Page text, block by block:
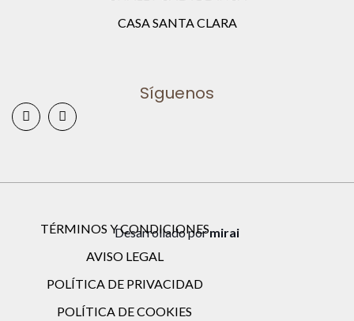
CASA SANTA CLARA
Síguenos
TÉRMINOS Y CONDICIONES
AVISO LEGAL
POLÍTICA DE PRIVACIDAD
POLÍTICA DE COOKIES
Desarrollado pormirai